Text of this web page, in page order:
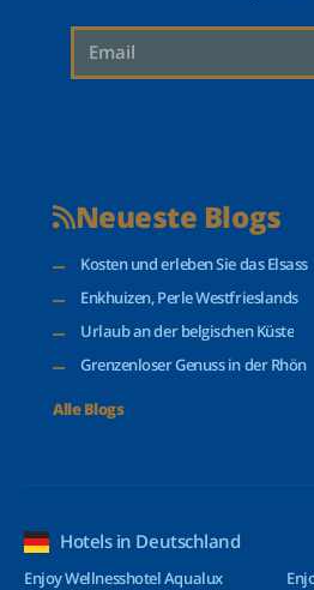
Neueste Blogs
Kosten und erleben Sie das Elsass
Enkhuizen, Perle Westfrieslands
Urlaub an der belgischen Küste
Grenzenloser Genuss in der Rhön
Alle Blogs
Hotels in Deutschland
Enjoy Wellnesshotel Aqualux